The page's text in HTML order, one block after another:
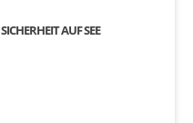
SICHERHEIT AUF SEE